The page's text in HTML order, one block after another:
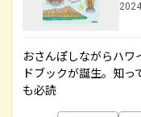
おさんぽしながらハ
ドブックが誕生。知
も必読